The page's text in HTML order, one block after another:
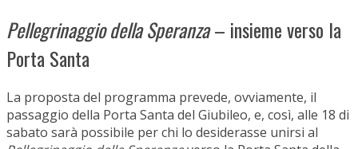
Pellegrinaggio della Speranza– insieme verso la
Porta Santa
La proposta del programma prevede, ovviamente, il
passaggio della Porta Santa del Giubileo, e, così, alle 18 di
sabato sarà possibile per chi lo desiderasse unirsi al